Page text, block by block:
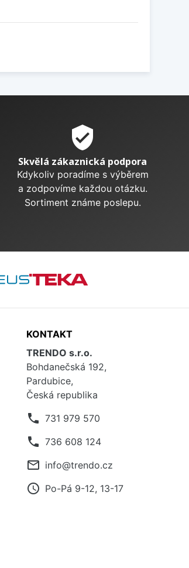
verified_user
Skvělá zákaznická podpora
Kdykoliv poradíme s výběrem
a zodpovíme každou otázku.
Sortiment známe poslepu.
KONTAKT
TRENDO s.r.o.
Bohdanečská 192,
Pardubice,
Česká republika
phone 731 979 570
phone 736 608 124
mail_outline info@trendo.cz
access_time Po-Pá 9-12, 13-17